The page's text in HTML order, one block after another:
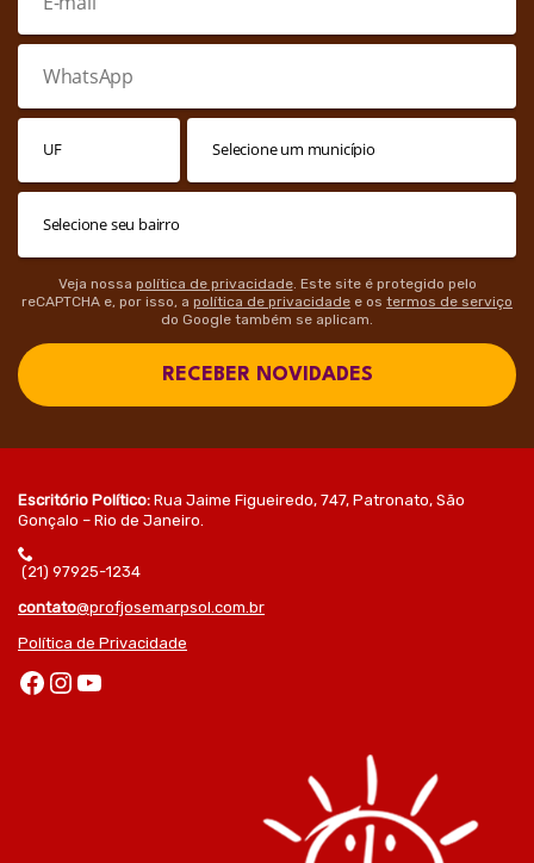
Veja nossa política de privacidade. Este site é protegido pelo
reCAPTCHA e, por isso, a política de privacidade e os termos de serviço
do Google também se aplicam.
RECEBER NOVIDADES
Escritório Político: Rua Jaime Figueiredo, 747, Patronato, São
Gonçalo – Rio de Janeiro.
(21) 97925-1234
contato@profjosemarpsol.com.br
Política de Privacidade
Facebook Instagram Youtube